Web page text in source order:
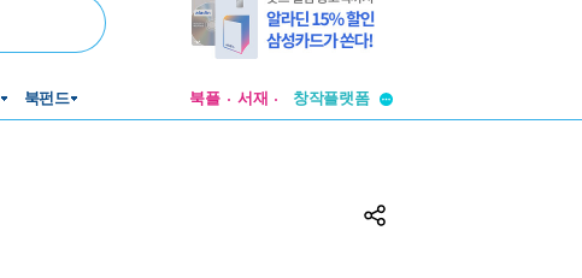
북펀드 북플 서재
투비컨티뉴드